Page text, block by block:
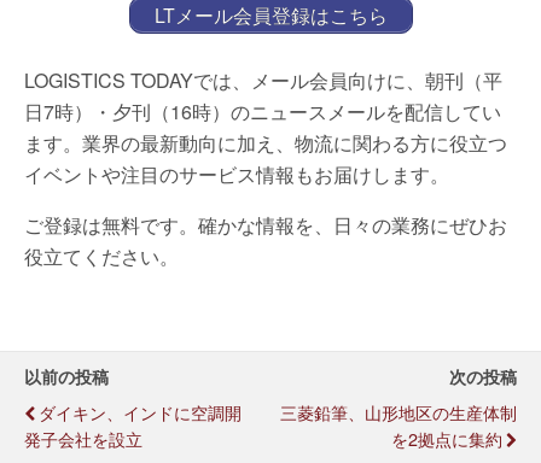
LTメール会員登録はこちら
LOGISTICS TODAYでは、メール会員向けに、朝刊（平
日7時）・夕刊（16時）のニュースメールを配信してい
ます。業界の最新動向に加え、物流に関わる方に役立つ
イベントや注目のサービス情報もお届けします。
ご登録は無料です。確かな情報を、日々の業務にぜひお
役立てください。
以前の投稿
ダイキン、インドに空調開
発子会社を設立
次の投稿
三菱鉛筆、山形地区の生産体制
を2拠点に集約